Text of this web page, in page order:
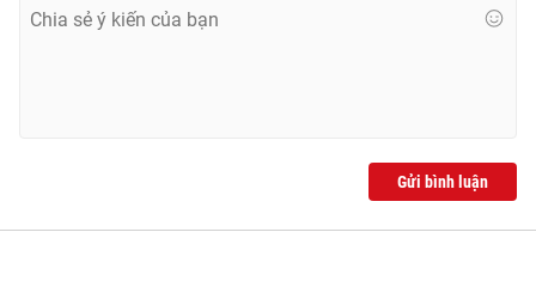
Phó Tổng Biên tập:Nguyễn Thị Mỹ Hạnh, Phạm Quốc Thắng,
Gửi bình luận